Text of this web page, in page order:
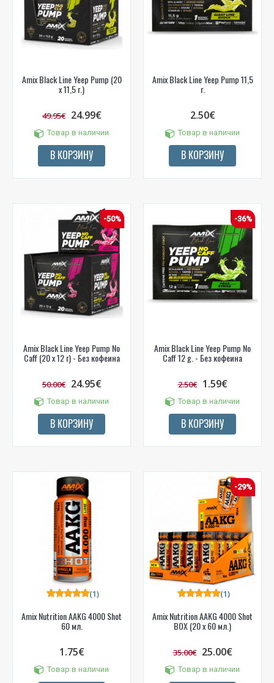
Amix Black Line Yeep Pump (20
x 11,5 г.)
49.95€ 24.99€
Товар в наличии
В КОРЗИНУ
Amix Black Line Yeep Pump 11,5
г.
2.50€
Товар в наличии
В КОРЗИНУ
-50%
Amix Black Line Yeep Pump No
Caff (20 x 12 г) - Без кофеина
50.00€ 24.95€
Товар в наличии
В КОРЗИНУ
-36%
Amix Black Line Yeep Pump No
Caff 12 g. - Без кофеина
2.50€ 1.59€
Товар в наличии
В КОРЗИНУ
Amix Nutrition AAKG 4000 Shot
60 мл.
(1)
1.75€
Товар в наличии
-29%
Amix Nutrition AAKG 4000 Shot
BOX (20 x 60 мл.)
(1)
35.00€ 25.00€
Товар в наличии